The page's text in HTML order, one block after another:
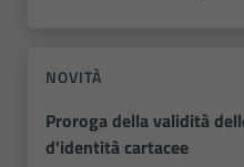
NOVITÀ
Proroga della validità
d'identità cartacee